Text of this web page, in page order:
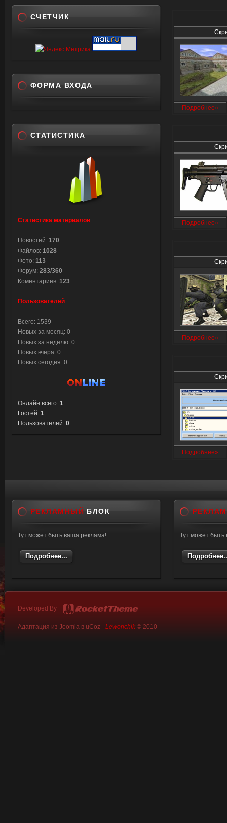
Подробнее»
Подробнее»
Подробнее»
Подробнее»
СЧЕТЧИК
ФОРМА ВХОДА
СТАТИСТИКА
Статистика материалов
Новостей: 170
Файлов: 1028
Фото: 113
Форум: 283/360
Коментариев: 123
Пользователей
Всего: 1539
Новых за месяц: 0
Новых за неделю: 0
Новых вчера: 0
Новых сегодня: 0
Онлайн всего: 1
Гостей: 1
Пользователей: 0
РЕКЛАМНЫЙ БЛОК
Тут может быть ваша реклама!
Подробнее...
Тут может
Developed By
Адаптация из Joomla в uCoz - Lewonchik© 2010